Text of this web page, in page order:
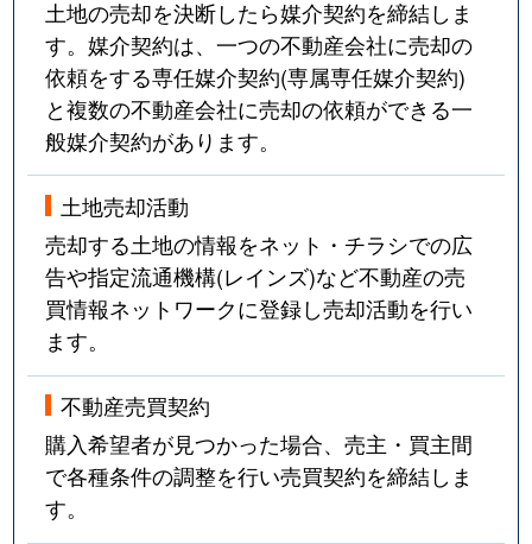
横井上
860万円 岡山
徒歩1時
吉宗
850万円 岡山 徒歩1時
土地の売却を決断したら媒介契約を締結しま
す。媒介契約は、一つの不動産会社に売却の
依頼をする専任媒介契約(専属専任媒介契約)
と複数の不動産会社に売却の依頼ができる一
般媒介契約があります。
土地売却活動
売却する土地の情報をネット・チラシでの広
告や指定流通機構(レインズ)など不動産の売
買情報ネットワークに登録し売却活動を行い
ます。
不動産売買契約
購入希望者が見つかった場合、売主・買主間
で各種条件の調整を行い売買契約を締結しま
す。